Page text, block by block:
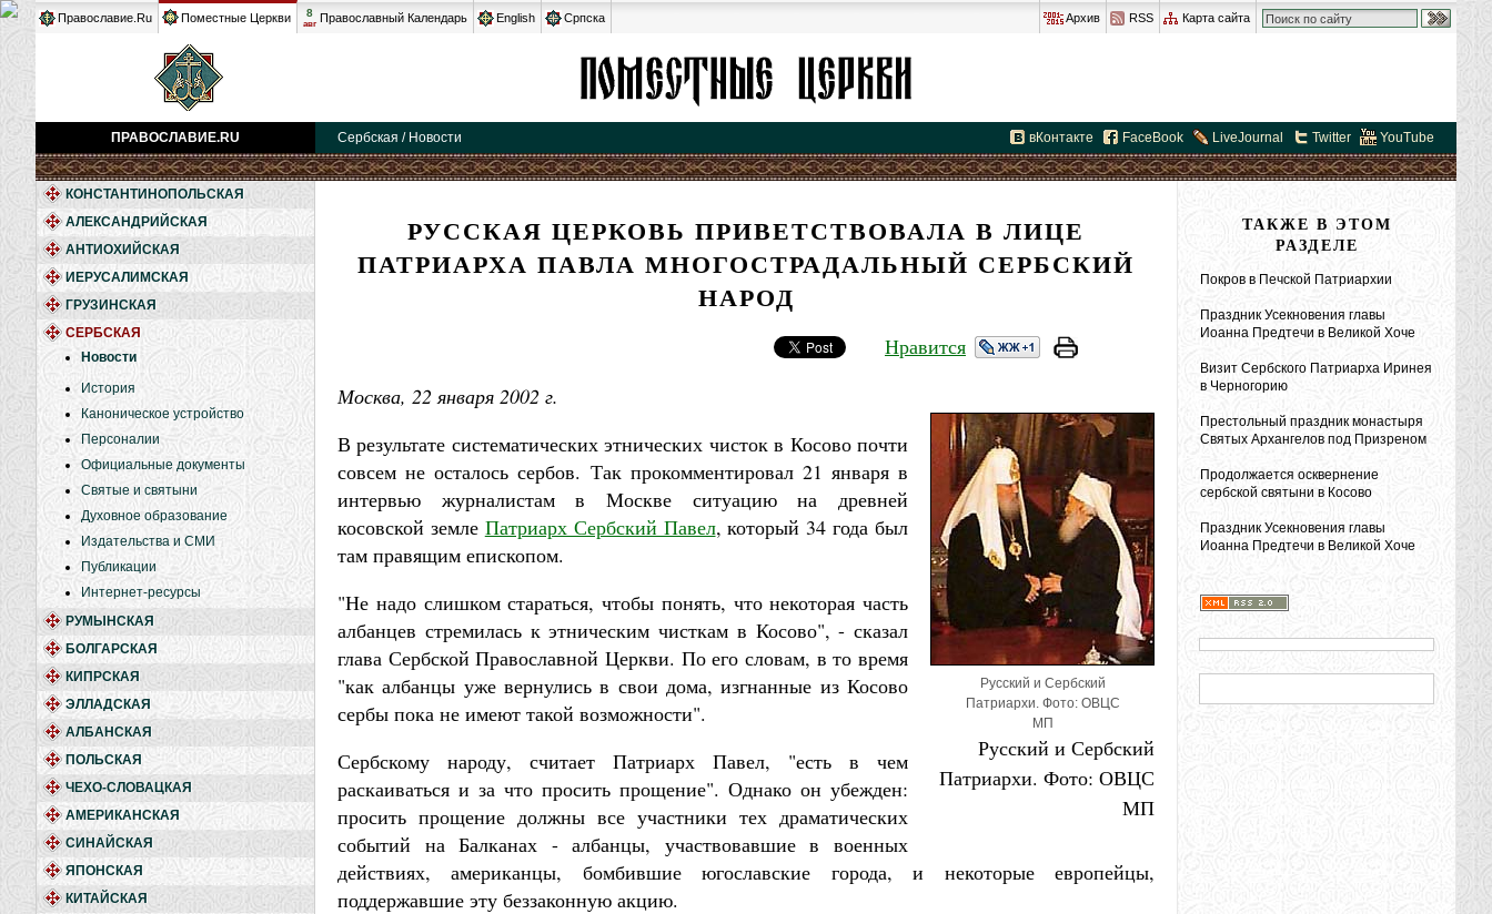
Православие.Ru Поместные Церкви 8
авг Православный Календарь English Српска Архив RSS Карта сайта
ПРАВОСЛАВИЕ.RU Сербская / Новости вКонтакте FaceBook LiveJournal Twitter YouTube
КОНСТАНТИНОПОЛЬСКАЯ
АЛЕКСАНДРИЙСКАЯ
АНТИОХИЙСКАЯ
ИЕРУСАЛИМСКАЯ
ГРУЗИНСКАЯ
СЕРБСКАЯ
Новости
История
Каноническое устройство
Персоналии
Официальные документы
Святые и святыни
Духовное образование
Издательства и СМИ
Публикации
Интернет-ресурсы
РУМЫНСКАЯ
БОЛГАРСКАЯ
КИПРСКАЯ
ЭЛЛАДСКАЯ
АЛБАНСКАЯ
ПОЛЬСКАЯ
ЧЕХО-СЛОВАЦКАЯ
АМЕРИКАНСКАЯ
СИНАЙСКАЯ
ЯПОНСКАЯ
КИТАЙСКАЯ
РУССКАЯ ЦЕРКОВЬ ПРИВЕТСТВОВАЛА В ЛИЦЕ
ПАТРИАРХА ПАВЛА МНОГОСТРАДАЛЬНЫЙ СЕРБСКИЙ
НАРОД
Нравится
Русский и Сербский
Патриархи. Фото: ОВЦС
МП
Русский и Сербский
Патриархи. Фото: ОВЦС
МП
Москва, 22 января 2002 г.
В результате систематических этнических чисток в Косово почти
совсем не осталось сербов. Так прокомментировал 21 января в
интервью журналистам в Москве ситуацию на древней
косовской земле Патриарх Сербский Павел, который 34 года был
там правящим епископом.
"Не надо слишком стараться, чтобы понять, что некоторая часть
албанцев стремилась к этническим чисткам в Косово", - сказал
глава Сербской Православной Церкви. По его словам, в то время
"как албанцы уже вернулись в свои дома, изгнанные из Косово
сербы пока не имеют такой возможности".
Сербскому народу, считает Патриарх Павел, "есть в чем
раскаиваться и за что просить прощение". Однако он убежден:
просить прощение должны все участники тех драматических
событий на Балканах - албанцы, участвовавшие в военных
действиях, американцы, бомбившие югославские города, и некоторые европейцы,
поддержавшие эту беззаконную акцию.
ТАКЖЕ В ЭТОМ
РАЗДЕЛЕ
Покров в Печской Патриархии
Праздник Усекновения главы
Иоанна Предтечи в Великой Хоче
Визит Сербского Патриарха Иринея
в Черногорию
Престольный праздник монастыря
Святых Архангелов под Призреном
Продолжается осквернение
сербской святыни в Косово
Праздник Усекновения главы
Иоанна Предтечи в Великой Хоче